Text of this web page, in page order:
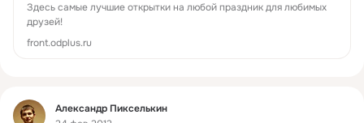
Здесь самые лучшие открытки на любой праздник для любимых
друзей!
front.odplus.ru
Фид
Александр Пикселькин